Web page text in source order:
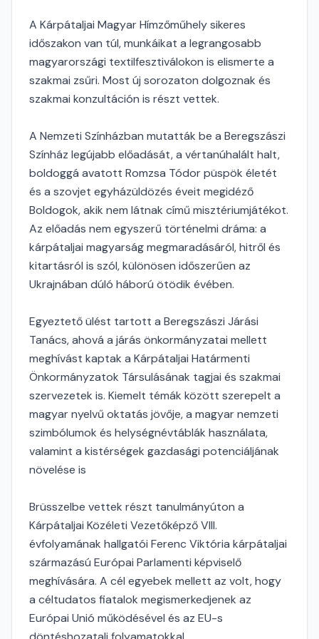
A Kárpátaljai Magyar Hímzőműhely sikeres
időszakon van túl, munkáikat a legrangosabb
magyarországi textilfesztiválokon is elismerte a
szakmai zsűri. Most új sorozaton dolgoznak és
szakmai konzultáción is részt vettek.
A Nemzeti Színházban mutatták be a Beregszászi
Színház legújabb előadását, a vértanúhalált halt,
boldoggá avatott Romzsa Tódor püspök életét
és a szovjet egyházüldözés éveit megidéző
Boldogok, akik nem látnak című misztériumjátékot.
Az előadás nem egyszerű történelmi dráma: a
kárpátaljai magyarság megmaradásáról, hitről és
kitartásról is szól, különösen időszerűen az
Ukrajnában dúló háború ötödik évében.
Egyeztető ülést tartott a Beregszászi Járási
Tanács, ahová a járás önkormányzatai mellett
meghívást kaptak a Kárpátaljai Határmenti
Önkormányzatok Társulásának tagjai és szakmai
szervezetek is. Kiemelt témák között szerepelt a
magyar nyelvű oktatás jövője, a magyar nemzeti
szimbólumok és helységnévtáblák használata,
valamint a kistérségek gazdasági potenciáljának
növelése is
Brüsszelbe vettek részt tanulmányúton a
Kárpátaljai Közéleti Vezetőképző VIII.
évfolyamának hallgatói Ferenc Viktória kárpátaljai
származású Európai Parlamenti képviselő
meghívására. A cél egyebek mellett az volt, hogy
a céltudatos fiatalok megismerkedjenek az
Európai Unió működésével és az EU-s